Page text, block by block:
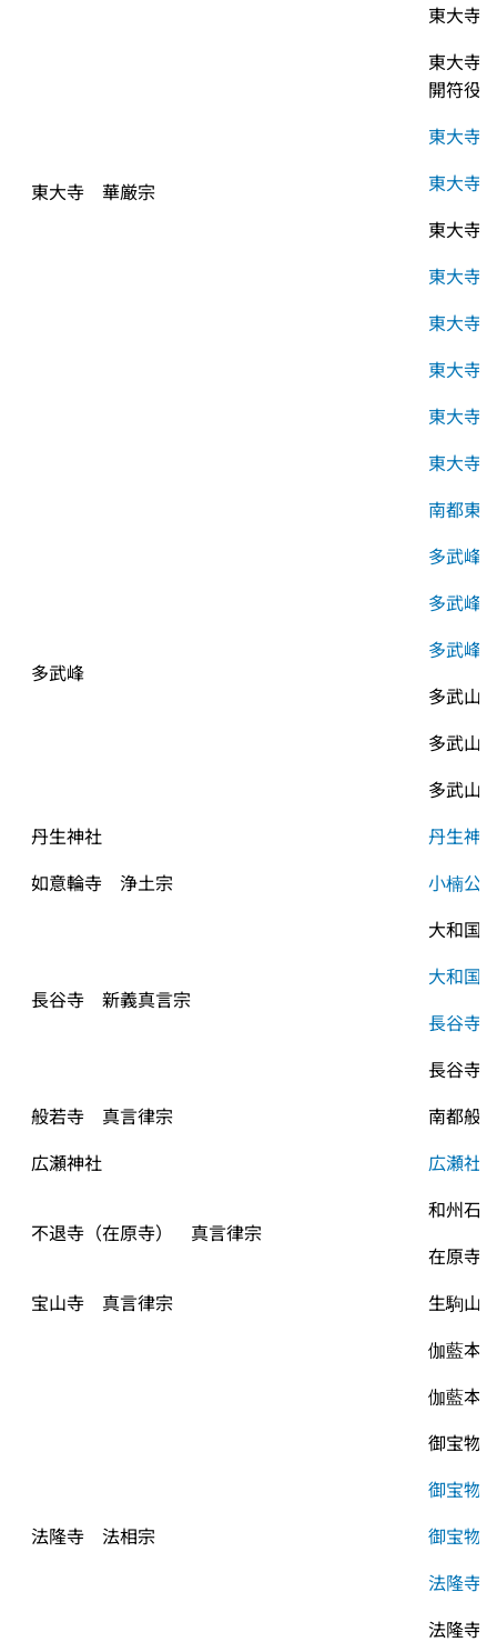
東大寺　華厳宗
東大寺
東大寺
開符役
東大寺
東大寺
東大寺
東大寺
東大寺
東大寺
東大寺
東大寺
南都東
多武峰
多武峰
多武峰
多武峰
多武山
多武山
多武山
丹生神社
丹生神
如意輪寺　浄土宗
小楠公
長谷寺　新義真言宗
大和国
大和国
長谷寺
長谷寺
般若寺　真言律宗
南都般
広瀬神社
広瀬社
不退寺（在原寺）　真言律宗
和州石
在原寺
宝山寺　真言律宗
生駒山
法隆寺　法相宗
伽藍本
伽藍本
御宝物
御宝物
御宝物
法隆寺
法隆寺